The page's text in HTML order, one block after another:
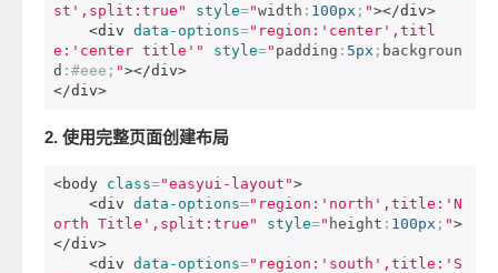
st',split:true"
style="width : 100px ; "></div>
<div data-options="region:'center',titl
e:'center title'"
style=" padding : 5px ; backgroun
d : #eee; "></div>
</div>
2. 使用完整页面创建布局
<body class="easyui-layout">
<div data-options="region:'north',title:'N
orth Title',split:true"
style=" height : 100px ; ">
</div>
<div data-options="region:'south',title:'S